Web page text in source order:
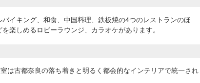
イキング、和食、中国料理、鉄板焼の4つのレストランのほ
楽しめるロビーラウンジ、カラオケがあります。
は古都奈良の落ち着きと明るく都会的なインテリアで統一され